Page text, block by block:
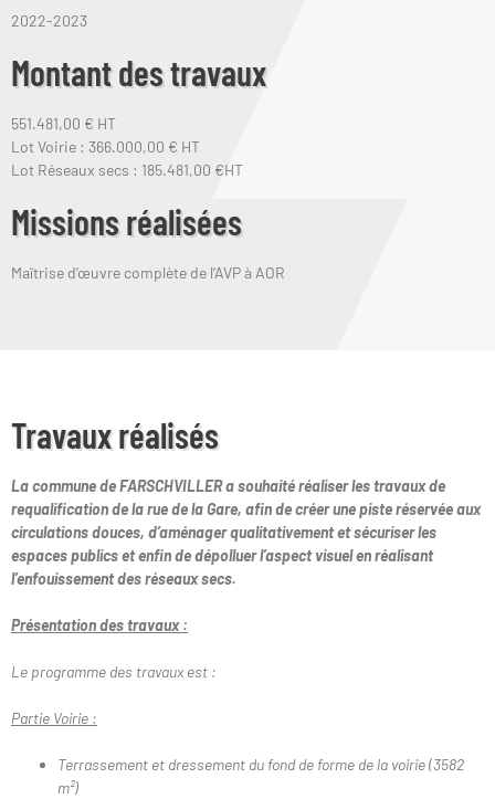
2022-2023
Montant des travaux
551.481,00 € HT
Lot Voirie : 366.000,00 € HT
Lot Réseaux secs : 185.481,00 €HT
Missions réalisées
Maîtrise d’œuvre complète de l’AVP à AOR
Travaux réalisés
La commune de FARSCHVILLER a souhaité réaliser les travaux de
requalification de la rue de la Gare, afin de créer une piste réservée aux
circulations douces, d’aménager qualitativement et sécuriser les
espaces publics et enfin de dépolluer l’aspect visuel en réalisant
l’enfouissement des réseaux secs.
Présentation des travaux :
Le programme des travaux est :
Partie Voirie :
Terrassement et dressement du fond de forme de la voirie (3582
m²)